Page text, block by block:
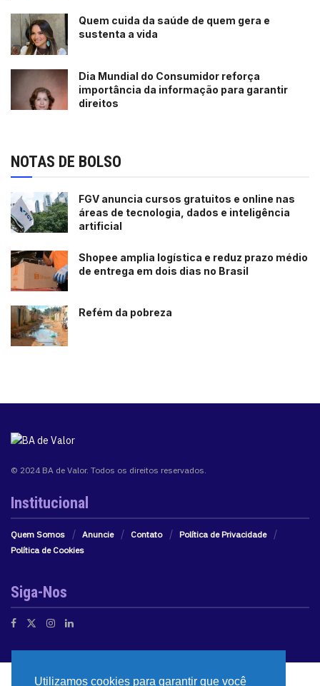
Quem cuida da saúde de quem gera e
sustenta a vida
Dia Mundial do Consumidor reforça
importância da informação para garantir
direitos
NOTAS DE BOLSO
FGV anuncia cursos gratuitos e online nas
áreas de tecnologia, dados e inteligência
artificial
Shopee amplia logística e reduz prazo médio
de entrega em dois dias no Brasil
Refém da pobreza
© 2024 BA de Valor. Todos os direitos reservados.
Institucional
Quem Somos Anuncie Contato
Política de Privacidade
Política de Cookies
Siga-Nos
Utilizamos cookies para garantir que você